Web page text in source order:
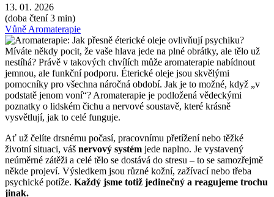
13. 01. 2026
(doba čtení 3 min)
Vůně Aromaterapie
Míváte někdy pocit, že vaše hlava jede na plné obrátky, ale tělo už
nestíhá? Právě v takových chvílích může aromaterapie nabídnout
jemnou, ale funkční podporu. Éterické oleje jsou skvělými
pomocníky pro všechna náročná období. Jak je to možné, když „v
podstatě jenom voní“? Aromaterapie je podložená vědeckými
poznatky o lidském čichu a nervové soustavě, které krásně
vysvětlují, jak to celé funguje.
Ať už čelíte drsnému počasí, pracovnímu přetížení nebo těžké
životní situaci, váš nervový systém jede naplno. Je vystavený
neúměrné zátěži a celé tělo se dostává do stresu – to se samozřejmě
někde projeví. Výsledkem jsou různé kožní, zažívací nebo třeba
psychické potíže. Každý jsme totiž jedinečný a reagujeme trochu
jinak.